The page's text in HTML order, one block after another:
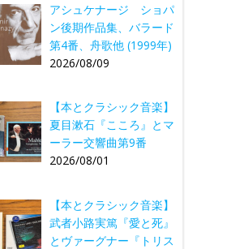
アシュケナージ ショパ
ン後期作品集、バラード
第4番、舟歌他 (1999年)
2026/08/09
【本とクラシック音楽】
夏目漱石『こころ』とマ
ーラー交響曲第9番
2026/08/01
【本とクラシック音楽】
武者小路実篤『愛と死』
とヴァーグナー『トリス